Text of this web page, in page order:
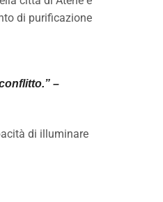
di purificazione
–
di illuminare